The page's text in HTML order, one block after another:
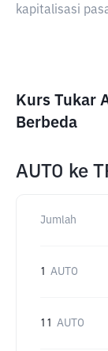
kapitalisasi
Kurs Tukar
Berbeda
AUTO ke
Jumlah
1 AUTO
11 AUTO